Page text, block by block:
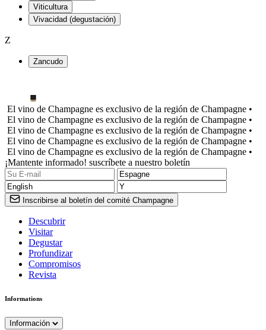
Viticultura
Vivacidad (degustación)
Z
Zancudo
El vino de Champagne es exclusivo de la región de Champagne •
El vino de Champagne es exclusivo de la región de Champagne •
El vino de Champagne es exclusivo de la región de Champagne •
El vino de Champagne es exclusivo de la región de Champagne •
El vino de Champagne es exclusivo de la región de Champagne •
¡Mantente informado! suscríbete a nuestro boletín
Inscribirse al boletín del comité Champagne
Descubrir
Visitar
Degustar
Profundizar
Compromisos
Revista
Informations
Información